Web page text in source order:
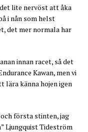
lite nervöst att åka
i nån som helst
det mer normala har
innan racet, så det
Kawan, men vi
lära känna hojen igen
första stinten, jag
Ljungquist Tideström